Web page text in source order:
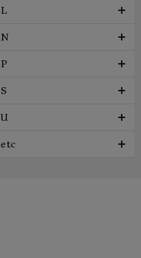
L
N
P
S
U
etc